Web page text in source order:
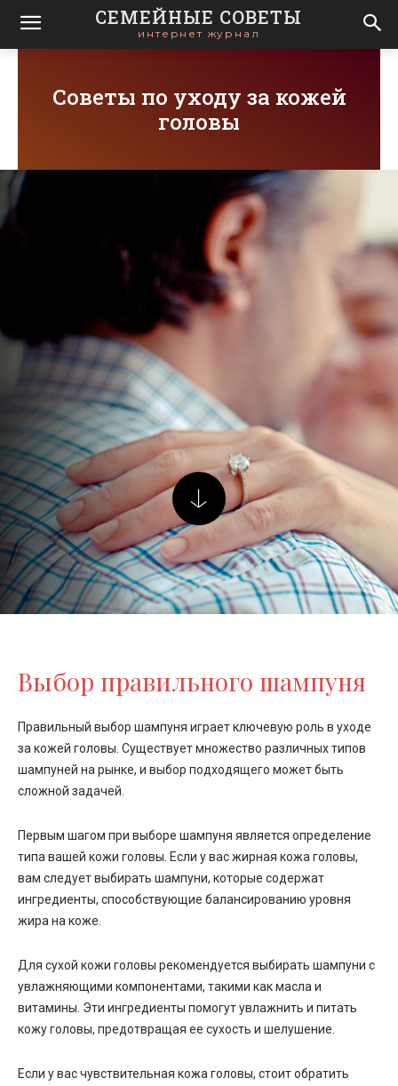
СЕМЕЙНЫЕ СОВЕТЫ
интернет журнал
Советы по уходу за кожей
головы
Выбор правильного шампуня
Правильный выбор шампуня играет ключевую роль в уходе
за кожей головы. Существует множество различных типов
шампуней на рынке, и выбор подходящего может быть
сложной задачей.
Первым шагом при выборе шампуня является определение
типа вашей кожи головы. Если у вас жирная кожа головы,
вам следует выбирать шампуни, которые содержат
ингредиенты, способствующие балансированию уровня
жира на коже.
Для сухой кожи головы рекомендуется выбирать шампуни с
увлажняющими компонентами, такими как масла и
витамины. Эти ингредиенты помогут увлажнить и питать
кожу головы, предотвращая ее сухость и шелушение.
Если у вас чувствительная кожа головы, стоит обратить